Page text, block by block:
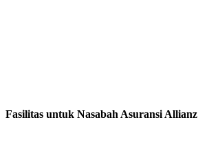
Fasilitas untuk Nasabah Asuransi Allianz